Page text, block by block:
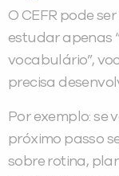
O CEFR pode
estudar apenas
vocabulário”,
precisa
Por exemplo: se
próximo passo
sobre rotina,